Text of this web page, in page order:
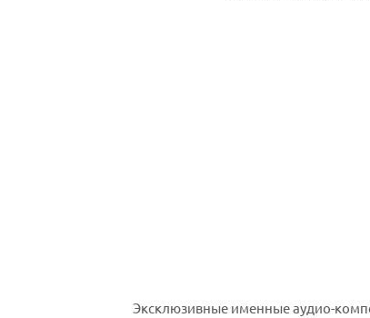
Эксклюзивные именные аудио-